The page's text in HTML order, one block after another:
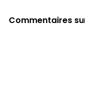
Commentaires